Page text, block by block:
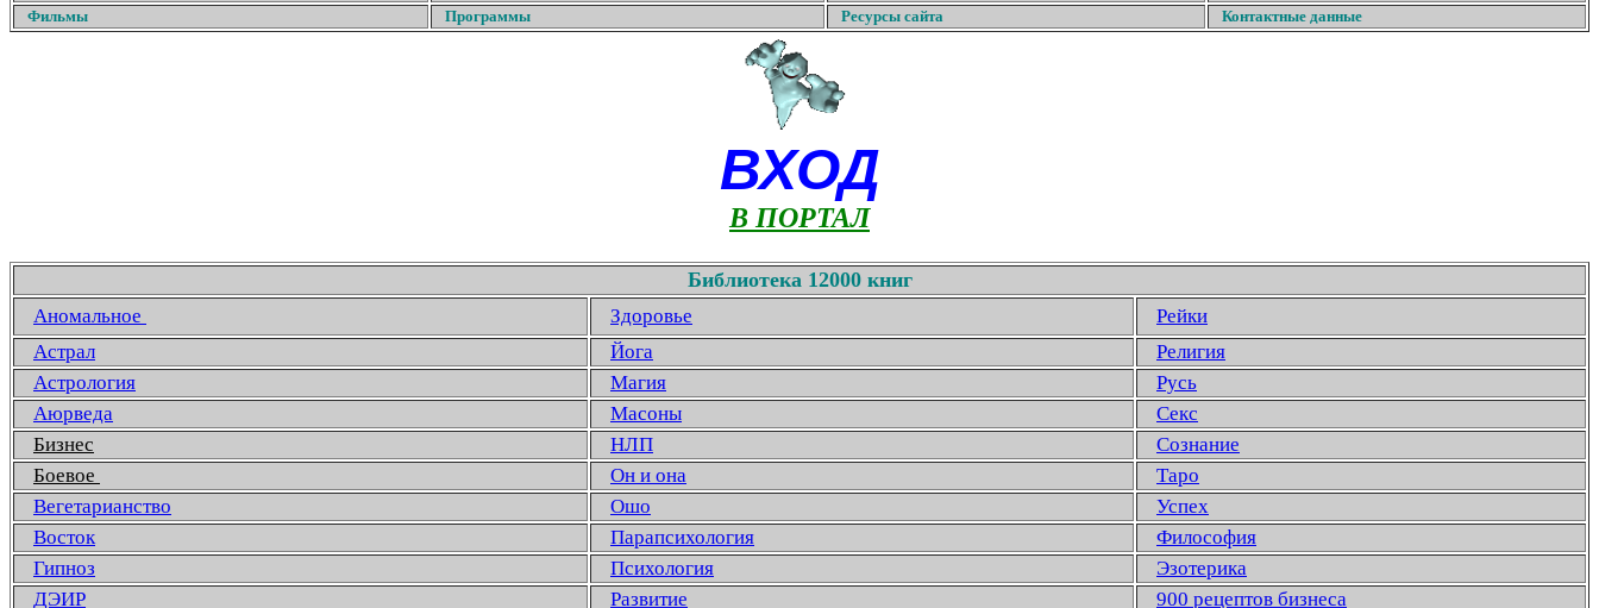
Фильмы
Программы Ресурсы сайта Контактные данные
ВХОД
В ПОРТАЛ
Библиотека 12000 книг
Аномальное Здоровье
Рейки
Астрал
Йога
Религия
Астрология
Магия
Русь
Аюрведа
Масоны
Секс
Бизнес
НЛП
Сознание
Боевое
Он и она
Таро
Вегетарианство
Ошо
Успех
Восток
Парапсихология
Философия
Гипноз
Психология
Эзотерика
ДЭИР
Развитие 900 рецептов бизнеса